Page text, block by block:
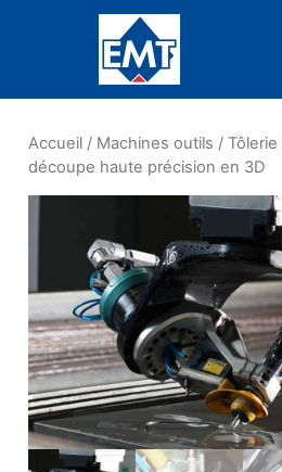
Navigation principale
Accueil / Machines outils /Tôlerie
découpe haute précision en 3D